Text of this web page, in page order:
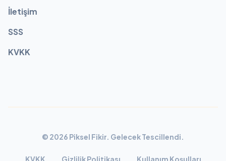
İletişim
SSS
KVKK
© 2026 Piksel Fikir. Gelecek Tescillendi.
KVKK Gizlilik Politikası Kullanım Koşulları